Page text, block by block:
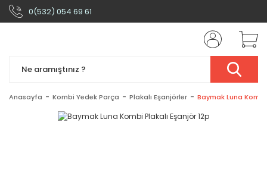
0(532) 054 69 61
Anasayfa Kombi Yedek Parça Plakalı Eşanjörler Baymak Luna